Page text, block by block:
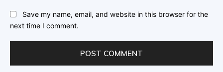
Save my name, email, and website in this browser for the
next time I comment.